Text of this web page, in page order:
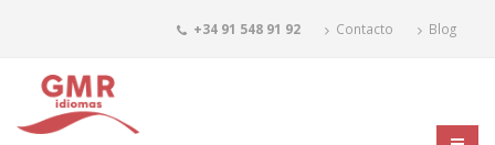
+34 91 548 91 92 Contacto Blog